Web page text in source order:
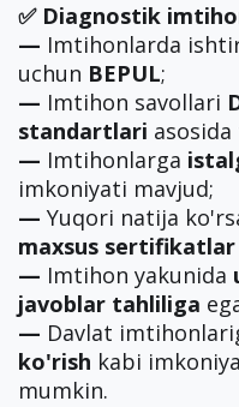
✅ Diagnostik
— Imtihonlarda
uchun BEPUL;
— Imtihon savollari
standartlari
— Imtihonlarga
imkoniyati mavjud;
— Yuqori natija
maxsus sertifikatlar
— Imtihon yakunida
javoblar tahliliga
— Davlat
ko'rish kabi
mumkin.